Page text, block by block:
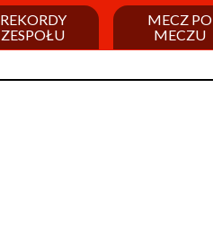
REKORDY
ZESPOŁU
MECZ PO
MECZU